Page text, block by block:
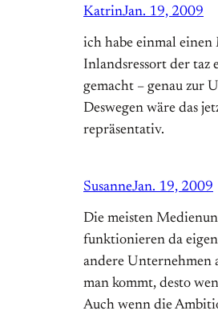
KatrinJan. 19, 2009
ich habe einmal
Inlandsressort der taz
gemacht – genau zur
Deswegen wäre das
repräsentativ.
SusanneJan. 19, 2009
Die meisten
funktionieren da
andere Unternehmen
man kommt, desto
Auch wenn die